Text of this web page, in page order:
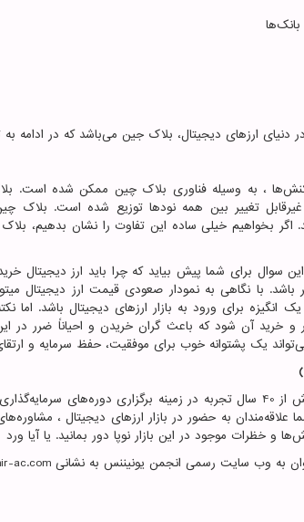
دنیای ارزهای دیجیتال، بلاک جین می‌باشد که در ادامه
، به وسیله فناوری بلاک چین ممکن شده است.
تغییر بین همه نودها توزیع شده است. بلاک
بخواهیم خیلی ساده این تفاوت را نشان بدهیم، بلاک
سوال برای شما پیش بیاید که چرا باید ارز دیجیتال
با نگاهی به نمودار صعودی قیمت ارز دیجیتال
انگیزه برای ورود به بازار ارزهای دیجیتال باشد.
و خرید آن شود که باعث گران خریدن و احیاناً ضرر در
یک پشتوانه خوب برای موفقیت، حفظ سرمایه و
) با بیش از 40 سال تجربه در زمینه برگزاری دوره‌های
علاقه‌مندان به حضور در بازار ارزهای دیجیتال ،
و خظرات موجود در این بازار نوپا دور بمانید. یا آیا ورد
به وب سایت رسمی انجمن یونیننس به نشانی ac.com